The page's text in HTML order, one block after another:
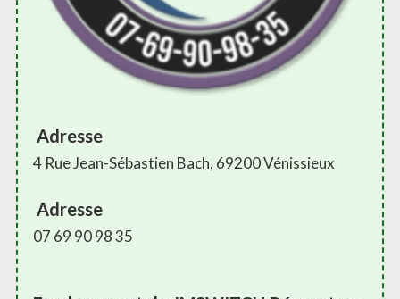
Adresse
4 Rue Jean-Sébastien Bach, 69200 Vénissieux
Adresse
07 69 90 98 35